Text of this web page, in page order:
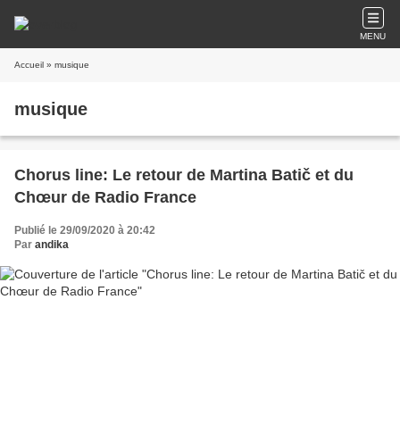
MENU
Accueil » musique
musique
Chorus line: Le retour de Martina Batič et du
Chœur de Radio France
Publié le 29/09/2020 à 20:42
Par andika